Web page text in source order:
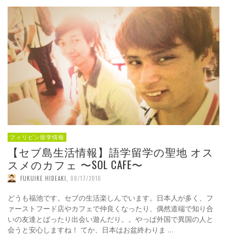
フィリピン留学情報
【セブ島生活情報】語学留学の聖地 オス
スメのカフェ 〜SOL CAFE〜
FUKUIKE HIDEAKI 08/17/2016
どうも福池です。セブの生活楽しんでいます。日本人が多く、フ
ァーストフード店やカフェで仲良くなったり、偶然道端で知り合
いの友達とばったり出会い遊んだり。。やっぱ外国で異国の人と
会うと安心しますね！ てか、日本はお盆終わりま …